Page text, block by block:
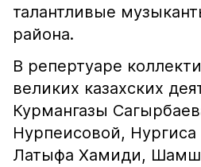
талантливые
района.
В репертуаре
великих казахских
Курмангазы
Нурпеисовой,
Латыфа Хамиди,